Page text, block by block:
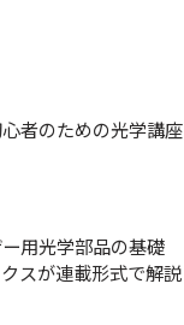
者のための光学講座
用光学部品の基礎
スが連載形式で解説